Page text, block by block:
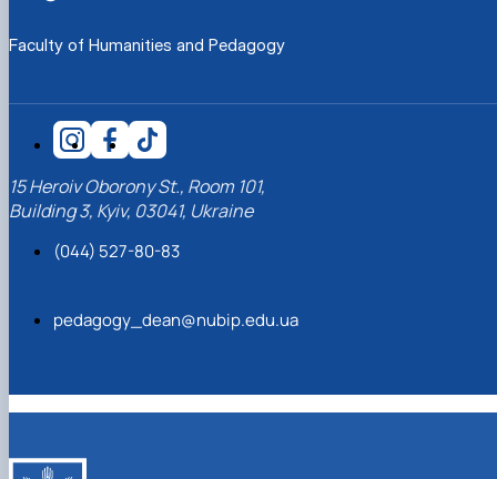
Faculty of Humanities and Pedagogy
15 Heroiv Oborony St., Room 101,
Building 3, Kyiv, 03041, Ukraine
(044) 527-80-83
pedagogy_dean@nubip.edu.ua